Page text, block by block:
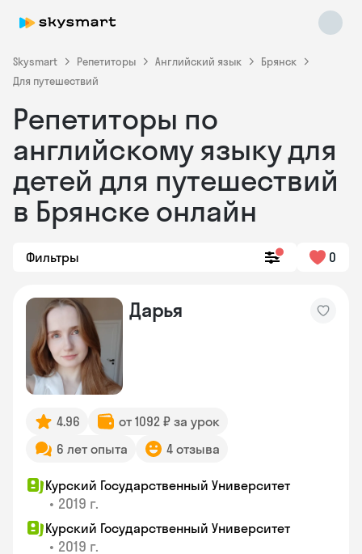
Skysmart Репетиторы Английский язык
Брянск
Для путешествий
Репетиторы по
английскому языку для
детей для путешествий
в Брянске онлайн
Фильтры 0
Дарья
4.96
от 1092 ₽ за урок
6 лет опыта
4 отзыва
Курский Государственный Университет
• 2019 г.
Курский Государственный Университет
• 2019 г.
Skysmart Chat
online